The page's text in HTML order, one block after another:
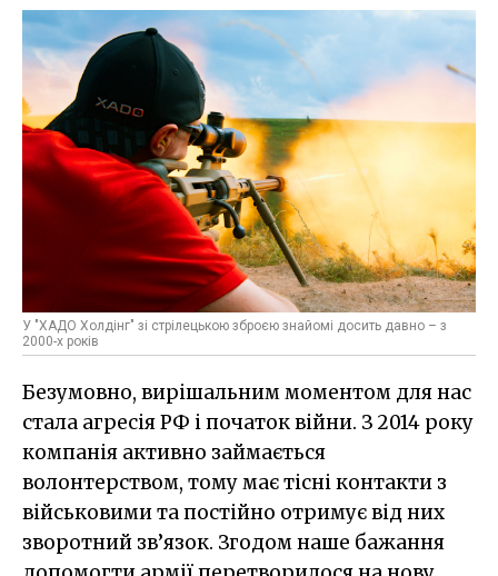
У "ХАДО Холдінг" зі стрілецькою зброєю знайомі досить давно – з
2000-x років
Безумовно, вирішальним моментом для нас
стала агресія РФ і початок війни. З 2014 року
компанія активно займається
волонтерством, тому має тісні контакти з
військовими та постійно отримує від них
зворотний зв’язок. Згодом наше бажання